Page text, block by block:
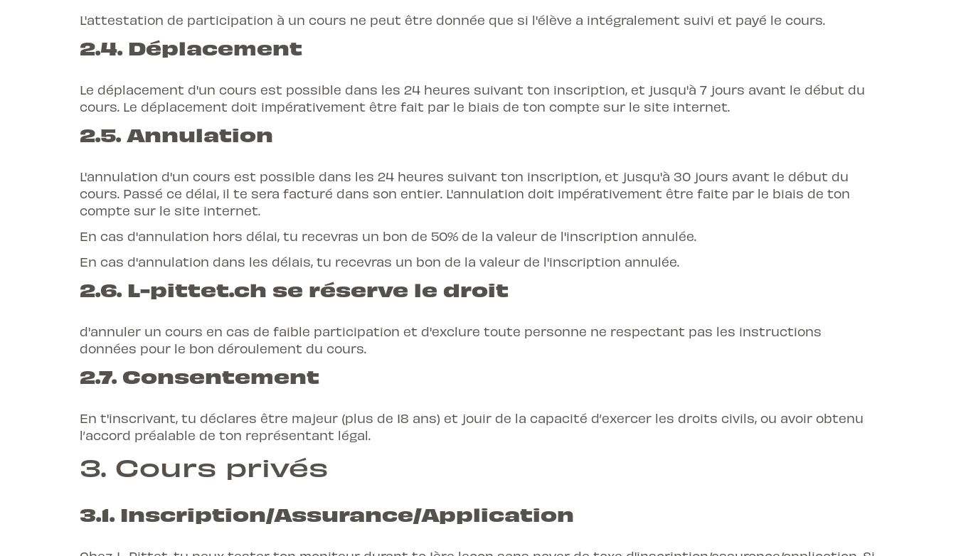
L'attestation de participation à un cours ne peut être donnée que si l'élève a intégralement suivi et payé le cours.
2.4. Déplacement
Le déplacement d'un cours est possible dans les 24 heures suivant ton inscription, et jusqu'à 7 jours avant le début du
cours. Le déplacement doit impérativement être fait par le biais de ton compte sur le site internet.
2.5. Annulation
L'annulation d'un cours est possible dans les 24 heures suivant ton inscription, et jusqu'à 30 jours avant le début du
cours. Passé ce délai, il te sera facturé dans son entier. L'annulation doit impérativement être faite par le biais de ton
compte sur le site internet.
En cas d'annulation hors délai, tu recevras un bon de 50% de la valeur de l'inscription annulée.
En cas d'annulation dans les délais, tu recevras un bon de la valeur de l'inscription annulée.
2.6. L-pittet.ch se réserve le droit
d'annuler un cours en cas de faible participation et d'exclure toute personne ne respectant pas les instructions
données pour le bon déroulement du cours.
2.7. Consentement
En t'inscrivant, tu déclares être majeur (plus de 18 ans) et jouir de la capacité d’exercer les droits civils, ou avoir obtenu
l’accord préalable de ton représentant légal.
3. Cours privés
3.1. Inscription/Assurance/Application